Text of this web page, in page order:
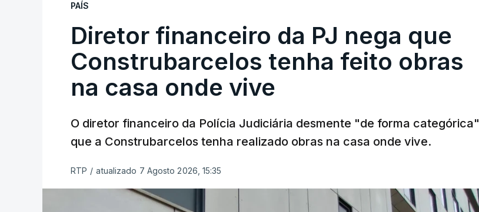
PAÍS
Diretor financeiro da PJ nega que
Construbarcelos tenha feito obras
na casa onde vive
O diretor financeiro da Polícia Judiciária desmente "de forma categórica"
que a Construbarcelos tenha realizado obras na casa onde vive.
RTP / atualizado 7 Agosto 2026, 15:35